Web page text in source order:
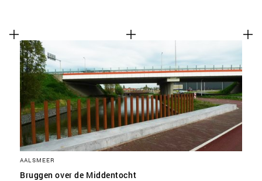
AALSMEER
Bruggen over de Middentocht